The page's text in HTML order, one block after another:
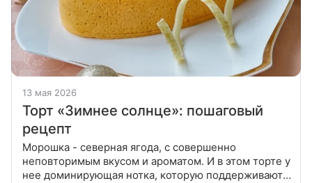
13 мая 2026
Торт «Зимнее солнце»: пошаговый
рецепт
Морошка - северная ягода, с совершенно
неповторимым вкусом и ароматом. И в этом торте у
нее доминирующая нотка, которую поддерживают